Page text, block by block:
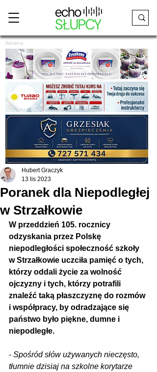
Reklama
Poranek dla Niepodległej
w Strzałkowie
Hubert Graczyk
13 lis 2023
W przeddzień 105. rocznicy
odzyskania przez Polskę
niepodległości społeczność szkoły
w Strzałkowie uczciła pamięć o tych,
którzy oddali życie za wolność
ojczyzny i tych, którzy potrafili
znaleźć taką płaszczyznę do rozmów
i współpracy, by odradzające się
państwo było piękne, dumne i
niepodległe.
- Spośród słów używanych nieczęsto,
tłumnie dzisiaj na szkolne korytarze